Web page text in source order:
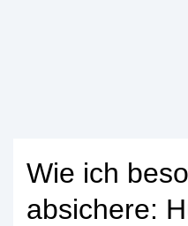
Wie ich
absichere: